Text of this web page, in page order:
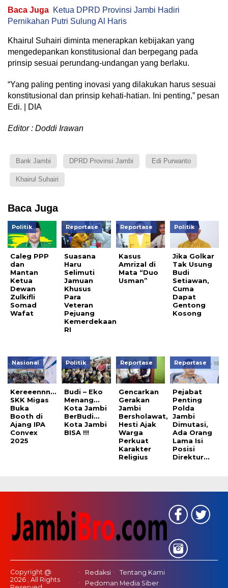
Baca Juga Ketua DPRD Provinsi Jambi Hadiri
Pernikahan Putri Sulung Al Haris
Khairul Suhairi diminta menerapkan kebijakan yang
mengedepankan konstitusional dan berpegang pada
prinsip sesuai perundang-undangan yang berlaku.
“Yang paling penting inovasi yang dilakukan harus sesuai
konstitusional dan prinsip kehati-hatian. Ini penting,” pesan
Edi. | DIA
Editor : Doddi Irawan
Bank Jambi DPRD Provinsi Jambi Edi Purwanto
Khairul Suhairi
Baca Juga
Politik
Caleg PPP
dan
Mantan
Ketua
Dewan
Zulkifli
Somad
Wafat
Reportase
Suasana
Haru
Selimuti
Jamuan
Khusus
Para
Veteran
Pejuang
Kemerdekaan
RI
Reportase
Kasus
Amrizal di
Mata “Duo
Usman”
Politik
Jika Golkar
Tak Usung
Budi
Setiawan,
Cuma
Dapat
Gentong
Kosong
Nasional
Kereeennn…
SKK Migas
Buka
Booth di
Ajang IPA
Convex
2025
Politik
Budi – Eko
Menang…
Kota Jambi
BerBudi…
Kota Jambi
BISA !!!
Reportase
Gencarkan
Gerakan
Jambi
Bersholawat,
Hesti Ajak
Warga
Perkuat
Karakter
Religius
Reportase
Pejabat
Penting
Polda
Jambi
Dimutasi,
Ada Orang
Lama Isi
Posisi
Direktur…
Copyright @
2026 , All Rights
Redaksi
Tentang Kami
Pedoman Media Siber